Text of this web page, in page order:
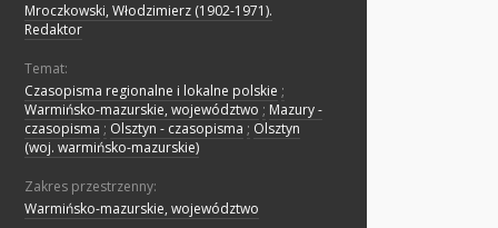
Mroczkowski, Włodzimierz (1902-1971).
Redaktor
Temat:
Czasopisma regionalne i lokalne polskie ;
Warmińsko-mazurskie, województwo ; Mazury -
czasopisma ; Olsztyn - czasopisma ; Olsztyn
(woj. warmińsko-mazurskie)
Zakres przestrzenny:
Warmińsko-mazurskie, województwo